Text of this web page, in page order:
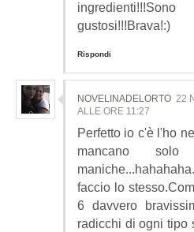
gustosi!!!Brava!:)
Rispondi
NOVELINADELORTO 22
ALLE ORE 11:27
Perfetto io c'è l'ho
mancano
faccio lo
6 davvero
radicchi di ogni tipo